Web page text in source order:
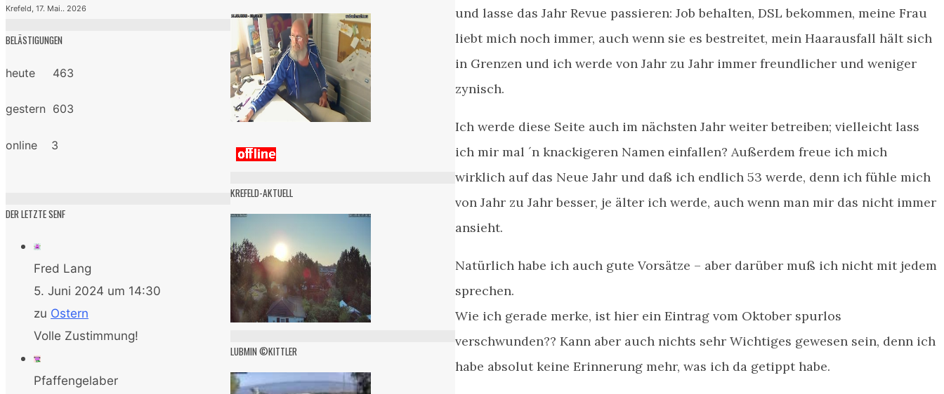
und lasse das Jahr Revue passieren: Job behalten, DSL bekommen, meine Frau
liebt mich noch immer, auch wenn sie es bestreitet, mein Haarausfall hält sich
in Grenzen und ich werde von Jahr zu Jahr immer freundlicher und weniger
zynisch.
Ich werde diese Seite auch im nächsten Jahr weiter betreiben; vielleicht lass
ich mir mal ´n knackigeren Namen einfallen? Außerdem freue ich mich
wirklich auf das Neue Jahr und daß ich endlich 53 werde, denn ich fühle mich
von Jahr zu Jahr besser, je älter ich werde, auch wenn man mir das nicht immer
ansieht.
Natürlich habe ich auch gute Vorsätze – aber darüber muß ich nicht mit jedem
sprechen.
Wie ich gerade merke, ist hier ein Eintrag vom Oktober spurlos
verschwunden?? Kann aber auch nichts sehr Wichtiges gewesen sein, denn ich
habe absolut keine Erinnerung mehr, was ich da getippt habe.
Krefeld, 17. Mai.. 2026
BELÄSTIGUNGEN
heute 463
gestern 603
online 3
DER LETZTE SENF
Fred Lang
5. Juni 2024 um 14:30
zu Ostern
Volle Zustimmung!
Pfaffengelaber
KREFELD-AKTUELL
LUBMIN ©KITTLER